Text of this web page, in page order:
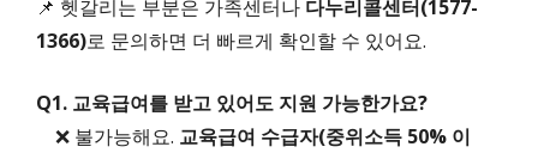
📌 헷갈리는 부분은 가족센터나 다누리콜센터(1577-
1366)로 문의하면 더 빠르게 확인할 수 있어요.
Q1. 교육급여를 받고 있어도 지원 가능한가요?
❌ 불가능해요. 교육급여 수급자(중위소득 50% 이